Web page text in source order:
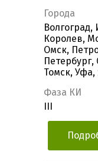
Города
Королев,
Омск,
Томск, Уфа,
Фаза КИ